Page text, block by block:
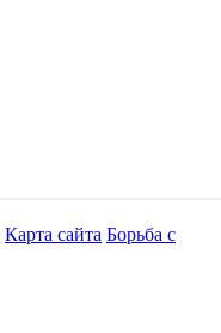
Карта сайта Борьба с